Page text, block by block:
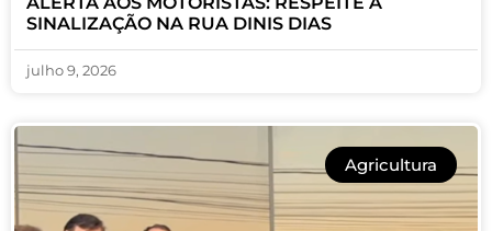
SINALIZAÇÃO NA RUA DINIS DIAS
julho 9, 2026
Agricultura